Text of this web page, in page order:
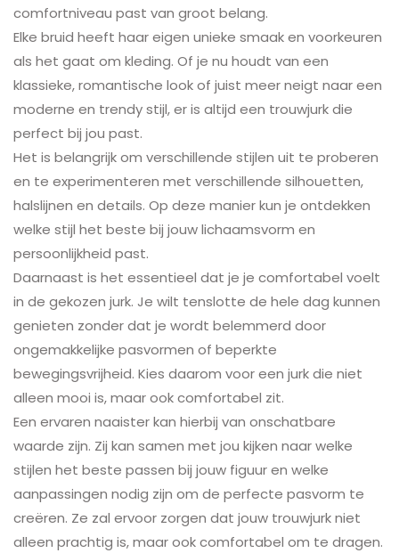
comfortniveau past van groot belang.
Elke bruid heeft haar eigen unieke smaak en voorkeuren
als het gaat om kleding. Of je nu houdt van een
klassieke, romantische look of juist meer neigt naar een
moderne en trendy stijl, er is altijd een trouwjurk die
perfect bij jou past.
Het is belangrijk om verschillende stijlen uit te proberen
en te experimenteren met verschillende silhouetten,
halslijnen en details. Op deze manier kun je ontdekken
welke stijl het beste bij jouw lichaamsvorm en
persoonlijkheid past.
Daarnaast is het essentieel dat je je comfortabel voelt
in de gekozen jurk. Je wilt tenslotte de hele dag kunnen
genieten zonder dat je wordt belemmerd door
ongemakkelijke pasvormen of beperkte
bewegingsvrijheid. Kies daarom voor een jurk die niet
alleen mooi is, maar ook comfortabel zit.
Een ervaren naaister kan hierbij van onschatbare
waarde zijn. Zij kan samen met jou kijken naar welke
stijlen het beste passen bij jouw figuur en welke
aanpassingen nodig zijn om de perfecte pasvorm te
creëren. Ze zal ervoor zorgen dat jouw trouwjurk niet
alleen prachtig is, maar ook comfortabel om te dragen.